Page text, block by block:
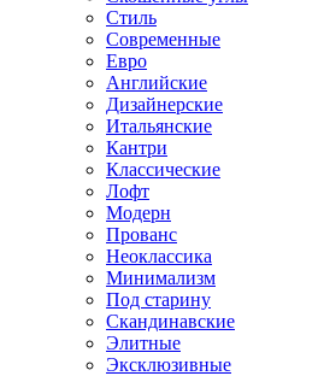
Стиль
Современные
Евро
Английские
Дизайнерские
Итальянские
Кантри
Классические
Лофт
Модерн
Прованс
Неоклассика
Минимализм
Под старину
Скандинавские
Элитные
Эксклюзивные